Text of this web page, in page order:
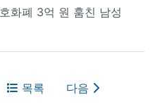
화폐 3억 원 훔친 남성
목록 다음